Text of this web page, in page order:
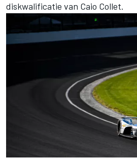
diskwalificatie van Caio Collet.